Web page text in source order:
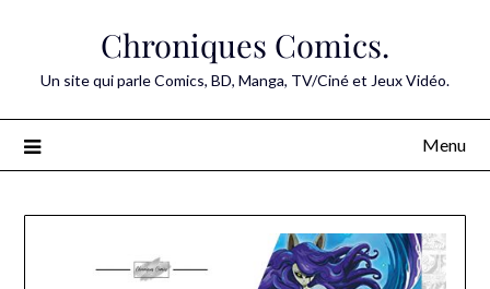
Chroniques Comics.
Un site qui parle Comics, BD, Manga, TV/Ciné et Jeux Vidéo.
Menu